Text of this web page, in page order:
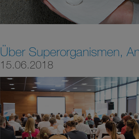
Über Superorganismen,
15.06.2018